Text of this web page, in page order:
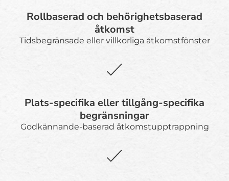
Rollbaserad och behörighetsbaserad
åtkomst
Tidsbegränsade eller villkorliga åtkomstfönster
Plats-specifika eller tillgång-specifika
begränsningar
Godkännande-baserad åtkomstupptrappning